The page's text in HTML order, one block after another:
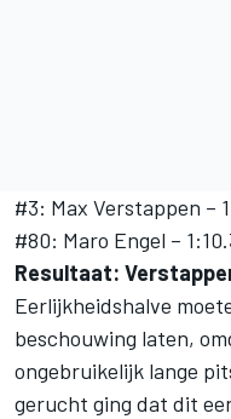
#3: Max Verstappen –
#80: Maro Engel –
Resultaat:
Eerlijkheidshalve
beschouwing laten,
ongebruikelijk lange
gerucht ging dat dit